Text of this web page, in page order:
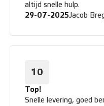
altijd snelle hulp.
29-07-2025Jacob
10
Top!
Snelle levering, goed